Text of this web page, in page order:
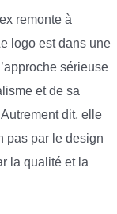
remonte à
logo est dans une
sérieuse
et de sa
dit, elle
pas par le design
la qualité et la